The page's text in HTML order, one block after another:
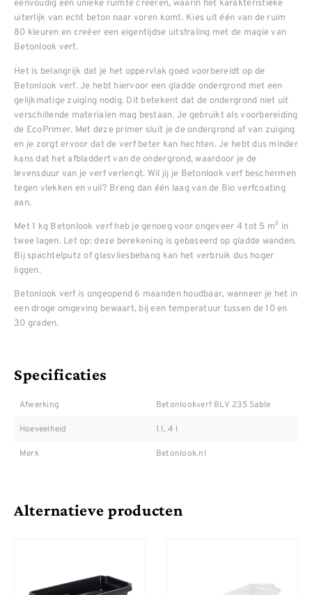
eenvoudig een unieke ruimte creëren, waarin het karakteristieke
uiterlijk van echt beton naar voren komt. Kies uit één van de ruim
80 kleuren en creëer een eigentijdse uitstraling met de magie van
Betonlook verf.
Het is belangrijk dat je het oppervlak goed voorbereidt op de
Betonlook verf. Je hebt hiervoor een gladde ondergrond met een
gelijkmatige zuiging nodig. Dit betekent dat de ondergrond niet uit
verschillende materialen mag bestaan. Je gebruikt als voorbereiding
de EcoPrimer. Met deze primer sluit je de ondergrond af van zuiging
en je zorgt ervoor dat de verf beter kan hechten. Je hebt dus minder
kans dat het afbladdert van de ondergrond, waardoor je de
levensduur van je verf verlengt. Wil jij je Betonlook verf beschermen
tegen vlekken en vuil? Breng dan één laag van de Bio verfcoating
aan.
Met 1 kg Betonlook verf heb je genoeg voor ongeveer 4 tot 5 m² in
twee lagen. Let op: deze berekening is gebaseerd op gladde wanden.
Bij spachtelputz of glasvliesbehang kan het verbruik dus hoger
liggen.
Betonlook verf is ongeopend 6 maanden houdbaar, wanneer je het in
een droge omgeving bewaart, bij een temperatuur tussen de 10 en
30 graden.
Specificaties
Afwerking Betonlookverf BLV 235 Sable
Hoeveelheid 1 l, 4 l
Merk Betonlook.nl
Alternatieve producten